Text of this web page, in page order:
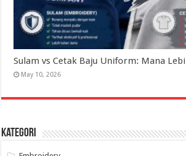
Sulam vs Cetak Baju Uniform: Mana
May 10, 2026
Kategori